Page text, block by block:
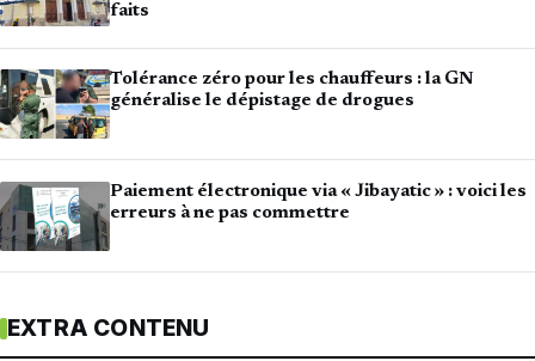
faits
Tolérance zéro pour les chauffeurs : la GN
généralise le dépistage de drogues
Paiement électronique via « Jibayatic » : voici les
erreurs à ne pas commettre
EXTRA CONTENU